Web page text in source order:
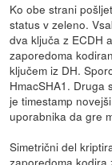
Ko obe strani
status v zeleno.
dva ključa z ECDH
zaporedoma
ključem iz DH.
HmacSHA1. Druga
je timestamp
uporabnika da gre
Simetrični del
zaporedoma kodira